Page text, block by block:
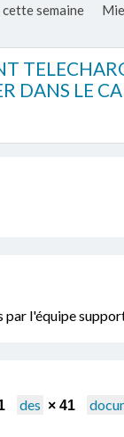
cette semaine
DANS LE
par l'équipe
des × 41